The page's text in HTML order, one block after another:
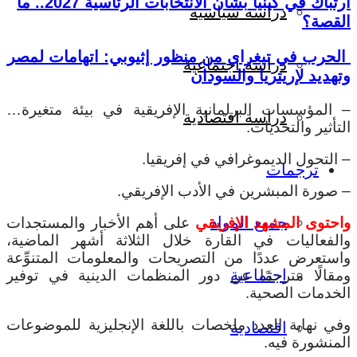
دراسة سياسية
دراسة اجتماعية
دراسة اقتصادية
ترجمات
جميع المواد
اجتماعية
اقتصادية
القصة؟
الحرب في تيغراي من منظور إثيوبي: اتهامات لمصر
وتهديد لإريتريا والسودان
– المؤسسات البرلمانية الإفريقية في بيئة متغيرة…
التأثير والتحديات.
– التحول الديموغرافي في إفريقيا.
– صورة المبشرين في الأدب الإفريقي.
واحتوى المشهد الإفريقي على أهم الأخبار والمستجدات
والفعاليات في القارة خلال الثلاثة أشهر الماضية،
واستعرض عددًا من التصريحات والمعلومات المتنوِّعة
ومقالًا مترجمًا عن دور المنظمات الدينية في توفير
الخدمات الصحية.
وفي نهاية العدد ملخصات باللغة الإنجليزية للموضوعات
المنشورة فيه.